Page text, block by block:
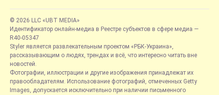
© 2026 LLC «UBT MEDIA»
Идентификатор онлайн-медиа в Реестре субъектов в сфере медиа —
R40-05347
Styler является развлекательным проектом «РБК-Украина»,
рассказывающим о людях, трендах и всё, что интересно читать вне
новостей.
Фотографии, иллюстрации и другие изображения принадлежат их
правообладателям. Использование фотографий, отмеченных Getty
Images, допускается исключительно при наличии письменного